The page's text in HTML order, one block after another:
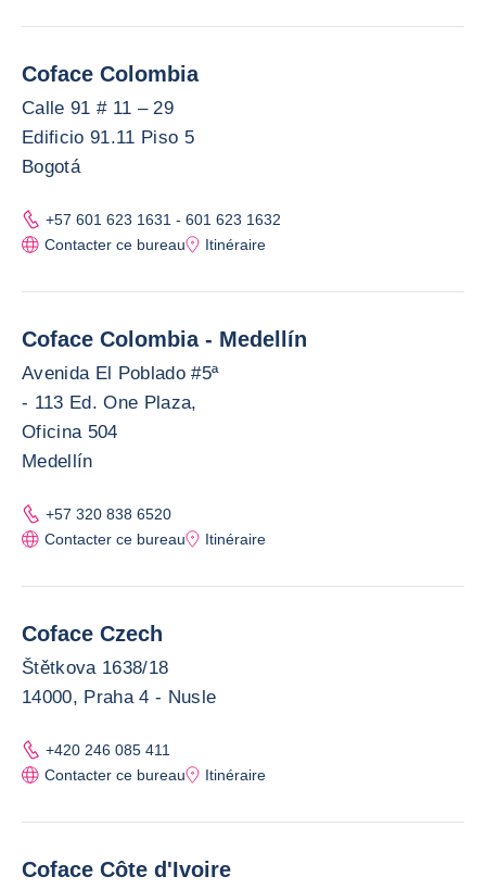
Coface Colombia
Calle 91 # 11 – 29
Edificio 91.11 Piso 5
Bogotá
+57 601 623 1631 - 601 623 1632
Contacter ce bureau
Itinéraire
Coface Colombia - Medellín
Avenida El Poblado #5ª
- 113 Ed. One Plaza,
Oficina 504
Medellín
+57 320 838 6520
Contacter ce bureau
Itinéraire
Coface Czech
Štětkova 1638/18
14000, Praha 4 - Nusle
+420 246 085 411
Contacter ce bureau
Itinéraire
Coface Côte d'Ivoire